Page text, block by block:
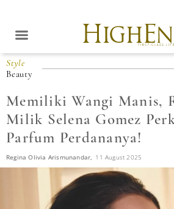
Style
Beauty
Memiliki Wangi Manis,
Milik Selena Gomez
Parfum Perdananya!
Regina Olivia Arismunandar, 11 August 2025